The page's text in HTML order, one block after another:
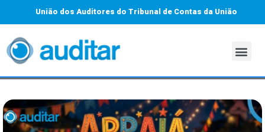
União dos Auditores do Tribunal de Contas da União